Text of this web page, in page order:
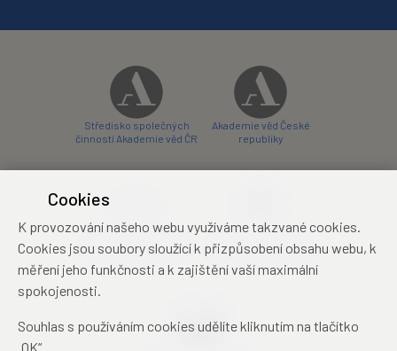
Středisko společných
činností Akademie věd ČR
Akademie věd České
republiky
konferenční centrum
Zámecký hotel Třešť
konferenční centrum
Cookies
K provozování našeho webu využíváme takzvané cookies.
Cookies jsou soubory sloužící k přizpůsobení obsahu webu, k
měření jeho funkčnosti a k zajištění vaší maximální
spokojenosti.
Souhlas s používáním cookies udělíte kliknutím na tlačítko
„OK“.